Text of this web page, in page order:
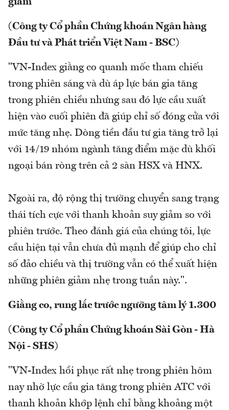
giảm
(Công ty Cổ phần Chứng khoán Ngân hàng
Đầu tư và Phát triển Việt Nam - BSC)
"VN-Index giằng co quanh mốc tham chiếu
trong phiên sáng và dù áp lực bán gia tăng
trong phiên chiều nhưng sau đó lực cầu xuất
hiện vào cuối phiên đã giúp chỉ số đóng cửa với
mức tăng nhẹ. Dòng tiền đầu tư gia tăng trở lại
với 14/19 nhóm ngành tăng điểm mặc dù khối
ngoại bán ròng trên cả 2 sàn HSX và HNX.
Ngoài ra, độ rộng thị trường chuyển sang trạng
thái tích cực với thanh khoản suy giảm so với
phiên trước. Theo đánh giá của chúng tôi, lực
cầu hiện tại vẫn chưa đủ mạnh để giúp cho chỉ
số đảo chiều và thị trường vẫn có thể xuất hiện
những phiên giảm nhẹ trong tuần này.".
Giằng co, rung lắc trước ngưỡng tâm lý 1.300
(Công ty Cổ phần Chứng khoán Sài Gòn - Hà
Nội - SHS)
"VN-Index hồi phục rất nhẹ trong phiên hôm
nay nhờ lực cầu gia tăng trong phiên ATC với
thanh khoản khớp lệnh chỉ bằng khoảng một